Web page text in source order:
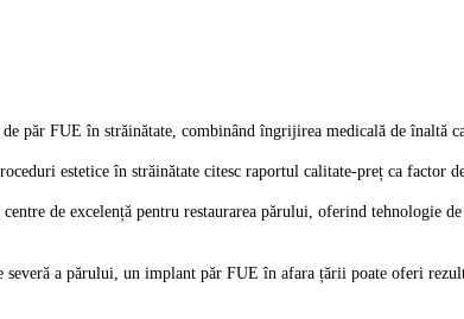
păr FUE în străinătate, combinând îngrijirea medicală de înaltă
estetice în străinătate citesc raportul calitate-preț ca factor
de excelență pentru restaurarea părului, oferind tehnologie
a părului, un implant păr FUE în afara țării poate oferi